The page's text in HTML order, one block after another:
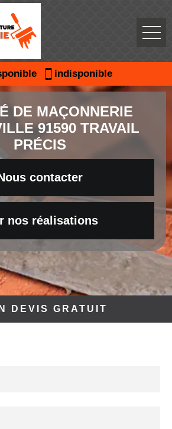
indisponible
DE MAÇONNERIE
91590 TRAVAIL
PRÉCIS
contacter
nos réalisations
DEVIS GRATUIT